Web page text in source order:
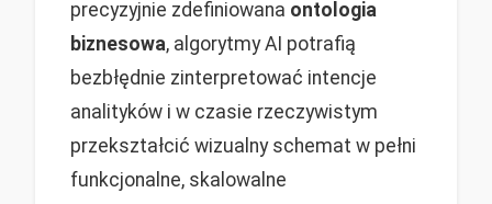
precyzyjnie zdefiniowana ontologia
biznesowa, algorytmy AI potrafią
bezbłędnie zinterpretować intencje
analityków i w czasie rzeczywistym
przekształcić wizualny schemat w pełni
funkcjonalne, skalowalne